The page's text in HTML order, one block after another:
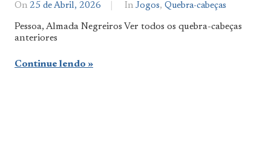
On 25 de Abril, 2026
By
De
In Jogos, Quebra-cabeças
Pessoa, Almada Negreiros Ver todos os quebra-cabeças
anteriores
Continue lendo